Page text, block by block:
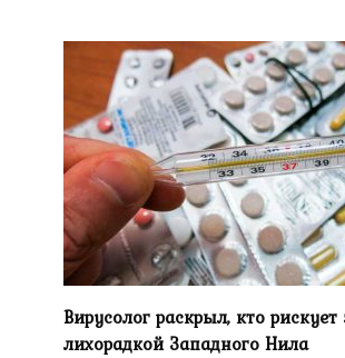
Вирусолог раскрыл, кто рискует
лихорадкой Западного Нила